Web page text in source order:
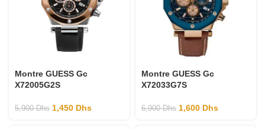
Montre GUESS Gc
X72005G2S
5,900Dhs 1,450 Dhs
Montre GUESS Gc
X72033G7S
6,900Dhs 1,600 Dhs